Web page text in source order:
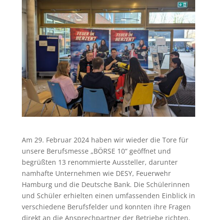
Am 29. Februar 2024 haben wir wieder die Tore für
unsere Berufsmesse „BÖRSE 10“ geöffnet und
begrüßten 13 renommierte Aussteller, darunter
namhafte Unternehmen wie DESY, Feuerwehr
Hamburg und die Deutsche Bank. Die Schülerinnen
und Schüler erhielten einen umfassenden Einblick in
verschiedene Berufsfelder und konnten ihre Fragen
direkt an die Ansprechpartner der Betriebe richten.